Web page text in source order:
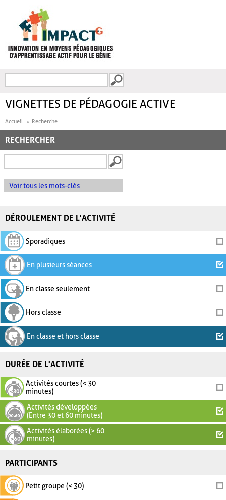
FORMULAIRE DE
VIGNETTES DE PÉDAGOGIE ACTIVE
Accueil Recherche
RECHERCHER
Voir tous les mots-clés
DÉROULEMENT DE L'ACTIVITÉ
Sporadiques
En plusieurs séances
En classe seulement
Hors classe
En classe et hors classe
DURÉE DE L'ACTIVITÉ
Activités courtes (< 30
minutes)
Activités développées
(Entre 30 et 60 minutes)
Activités élaborées (> 60
minutes)
PARTICIPANTS
Petit groupe (< 30)